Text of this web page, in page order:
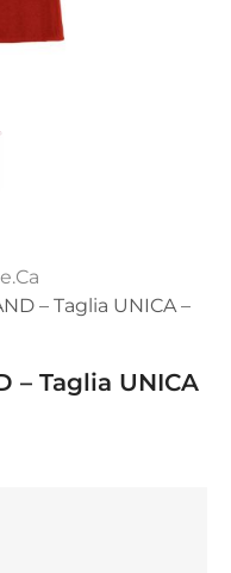
– Taglia UNICA –
– Taglia UNICA